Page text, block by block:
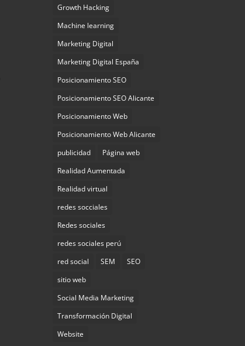
Growth Hacking
Machine learning
Marketing Digital
Marketing Digital España
Posicionamiento SEO
Posicionamiento SEO Alicante
Posicionamiento Web
Posicionamiento Web Alicante
publicidad
Página web
Realidad Aumentada
Realidad virtual
redes socciales
Redes sociales
redes sociales perú
red social
SEM
SEO
sitio web
Social Media Marketing
Transformación Digital
Website